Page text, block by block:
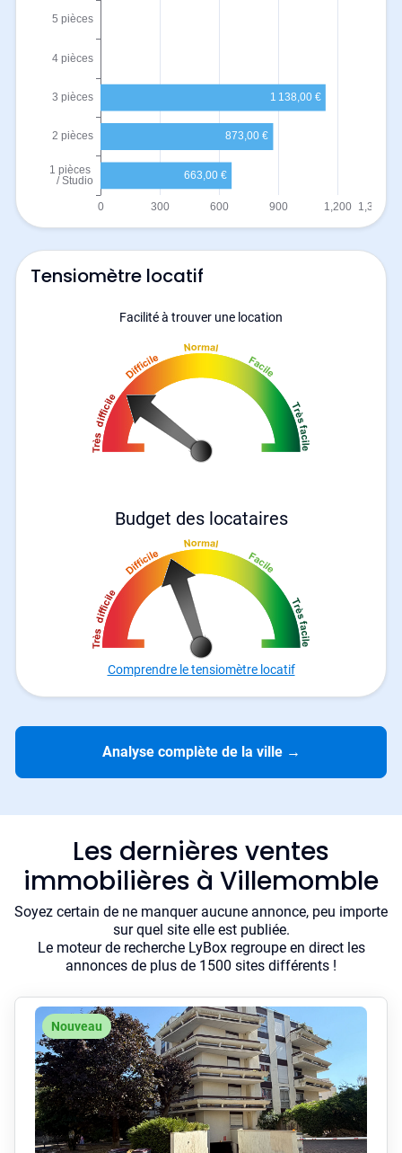
Tensiomètre locatif
Facilité à trouver une location
Budget des locataires
Comprendre le tensiomètre locatif
Analyse complète de la ville →
Les dernières ventes
immobilières à Villemomble
Soyez certain de ne manquer aucune annonce, peu importe
sur quel site elle est publiée.
Le moteur de recherche LyBox regroupe en direct les
annonces de plus de 1500 sites différents !
Nouveau